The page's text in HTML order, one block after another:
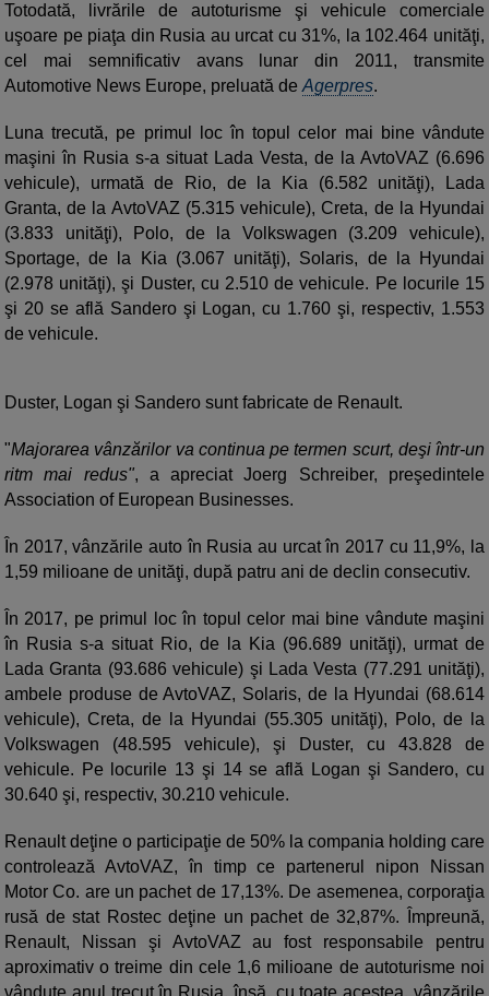
Totodată, livrările de autoturisme şi vehicule comerciale
uşoare pe piaţa din Rusia au urcat cu 31%, la 102.464 unităţi,
cel mai semnificativ avans lunar din 2011, transmite
Automotive News Europe, preluată de Agerpres.
Luna trecută, pe primul loc în topul celor mai bine vândute
maşini în Rusia s-a situat Lada Vesta, de la AvtoVAZ (6.696
vehicule), urmată de Rio, de la Kia (6.582 unităţi), Lada
Granta, de la AvtoVAZ (5.315 vehicule), Creta, de la Hyundai
(3.833 unităţi), Polo, de la Volkswagen (3.209 vehicule),
Sportage, de la Kia (3.067 unităţi), Solaris, de la Hyundai
(2.978 unităţi), şi Duster, cu 2.510 de vehicule. Pe locurile 15
şi 20 se află Sandero şi Logan, cu 1.760 şi, respectiv, 1.553
de vehicule.
Duster, Logan şi Sandero sunt fabricate de Renault.
"Majorarea vânzărilor va continua pe termen scurt, deşi într-un
ritm mai redus", a apreciat Joerg Schreiber, preşedintele
Association of European Businesses.
În 2017, vânzările auto în Rusia au urcat în 2017 cu 11,9%, la
1,59 milioane de unităţi, după patru ani de declin consecutiv.
În 2017, pe primul loc în topul celor mai bine vândute maşini
în Rusia s-a situat Rio, de la Kia (96.689 unităţi), urmat de
Lada Granta (93.686 vehicule) şi Lada Vesta (77.291 unităţi),
ambele produse de AvtoVAZ, Solaris, de la Hyundai (68.614
vehicule), Creta, de la Hyundai (55.305 unităţi), Polo, de la
Volkswagen (48.595 vehicule), şi Duster, cu 43.828 de
vehicule. Pe locurile 13 şi 14 se află Logan şi Sandero, cu
30.640 şi, respectiv, 30.210 vehicule.
Renault deţine o participaţie de 50% la compania holding care
controlează AvtoVAZ, în timp ce partenerul nipon Nissan
Motor Co. are un pachet de 17,13%. De asemenea, corporaţia
rusă de stat Rostec deţine un pachet de 32,87%. Împreună,
Renault, Nissan şi AvtoVAZ au fost responsabile pentru
aproximativ o treime din cele 1,6 milioane de autoturisme noi